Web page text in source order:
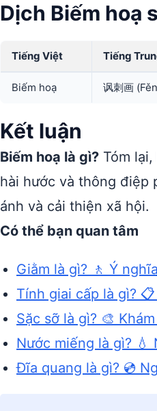
Dịch Biếm hoạ
Tiếng Việt Tiếng
Biếm hoạ 讽刺画
Kết luận
Biếm hoạ là gì? Tóm lại,
hài hước và thông điệp
ánh và cải thiện xã hội.
Có thể bạn quan tâm
Giằm là gì? 🚶 Ý
Tính giai cấp là gì?
Sặc sỡ là gì? 🎨
Nước miếng là gì?
Đĩa quang là gì? 💿